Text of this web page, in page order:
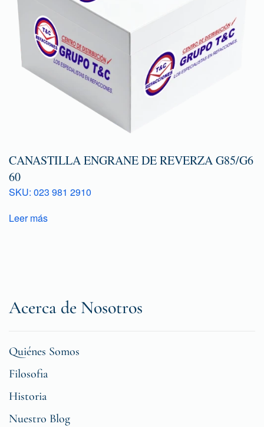
CANASTILLA ENGRANE DE REVERZA G85/G6
60
SKU: 023 981 2910
Leer más
Acerca de Nosotros
Quiénes Somos
Filosofia
Historia
Nuestro Blog